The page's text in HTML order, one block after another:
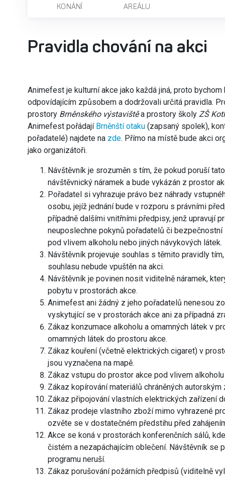
KONÁNÍ
AREÁLU
Pravidla chování na akci
Animefest je kulturní akce jako každá jiná, proto
odpovídajícím způsobem a dodržovali určitá pravidla.
prostory Brněnského výstavištěa prostory školy ZŠ
Animefest pořádají Brněnští otaku (zapsaný spolek),
pořadatelé) najdete na zde. Přímo na místě bude akci
jako organizátoři.
Návštěvník je srozuměn s tím, že pokud poruší
návštěvnický náramek a bude vykázán z prostor
Pořadatel si vyhrazuje právo bez náhrady
osobu, jejíž jednání bude v rozporu s právními
případně dalšími vnitřními předpisy, jenž upravují
neuposlechne pokynů pořadatelů či
pod vlivem alkoholu nebo jiných návykových látek.
Návštěvník projevuje souhlas s těmito pravidly
souhlasu nebude vpuštěn na akci.
Návštěvník je povinen nosit viditelně náramek,
pobytu v prostorách akce.
Animefest ani žádný z jeho pořadatelů nenesou
vyskytující se v prostorách akce ani za případná
Zákaz konzumace alkoholu a omamných látek v
omamných látek do prostoru akce.
Zákaz kouření (včetně elektrických cigaret) v
jsou vyznačena na mapě.
Zákaz vstupu do prostor akce pod vlivem
Zákaz kopírování materiálů chráněných
Zákaz připojování vlastních elektrických zařízení
Zákaz prodeje vlastního zboží mimo vyhrazené
ozvěte se v dostatečném předstihu před
Akce se koná v prostorách konferenčních sálů,
čistém a nezapáchajícím oblečení. Návštěvník se
programu neruší.
Zákaz porušování požárních předpisů (viditelně